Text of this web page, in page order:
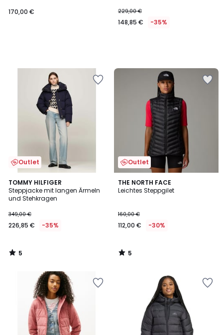
170,00 €
229,00 €
148,85 € -35%
Outlet
TOMMY HILFIGER
Steppjacke mit langen Ärmeln
und Stehkragen
349,00 €
226,85 € -35%
5
/
5
5
/
Outlet
THE NORTH FACE
Leichtes Steppgilet
160,00 €
112,00 € -30%
5
/
5
/